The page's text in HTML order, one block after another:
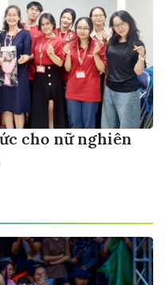
cho nữ nghiên